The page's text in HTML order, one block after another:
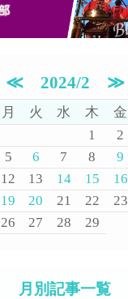
≪2024/2 ≫
月 火 水 木 金
1
2
5 6 7 8 9
12 13 14 15 16
19 20 21 22 23
26 27 28 29
月別記事一覧